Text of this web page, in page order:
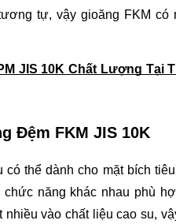
tự, vậy gioăng FKM có
JIS 10K Chất Lượng Tại
Đệm FKM JIS 10K
thể dành cho mặt bích
năng khác nhau phù
vào chất liệu cao su,